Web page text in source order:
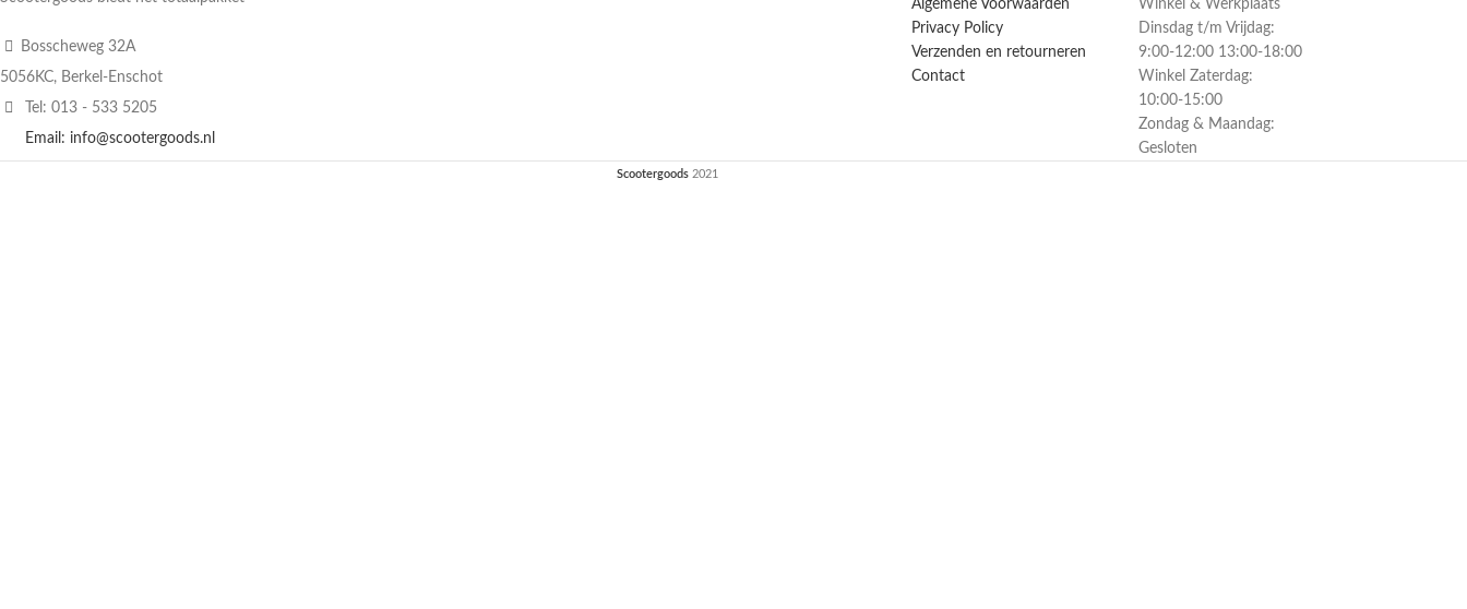
Bosscheweg 32A
5056KC, Berkel-Enschot
Tel: 013 - 533 5205
Email: info@scootergoods.nl
Algemene Voorwaarden
Privacy Policy
Verzenden en retourneren
Contact
Winkel & Werkplaats
Dinsdag t/m Vrijdag:
9:00-12:00 13:00-18:00
Winkel Zaterdag:
10:00-15:00
Zondag & Maandag:
Gesloten
Scootergoods2021